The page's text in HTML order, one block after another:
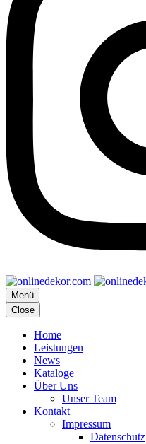
Menü
Close
Home
Leistungen
News
Kataloge
Über Uns
Unser Team
Kontakt
Impressum
Datenschutz